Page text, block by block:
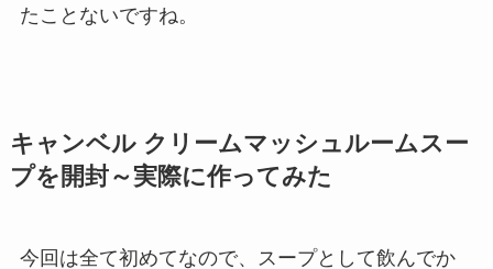
たことないですね。
キャンベル クリームマッシュルームスー
プを開封～実際に作ってみた
今回は全て初めてなので、スープとして飲んでか